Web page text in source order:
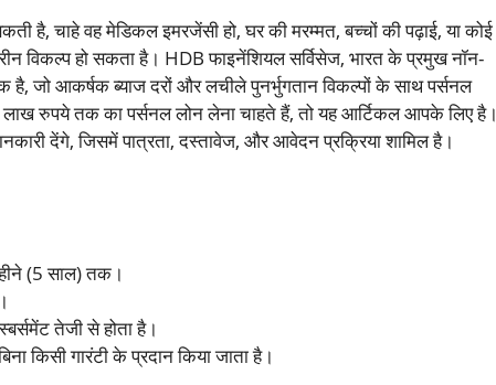
चाहे वह मेडिकल इमरजेंसी हो, घर की मरम्मत, बच्चों की पढ़ाई, या कोई
विकल्प हो सकता है। HDB फाइनेंशियल सर्विसेज, भारत के प्रमुख नॉन-
जो आकर्षक ब्याज दरों और लचीले पुनर्भुगतान विकल्पों के साथ पर्सनल
रुपये तक का पर्सनल लोन लेना चाहते हैं, तो यह आर्टिकल आपके लिए है।
देंगे, जिसमें पात्रता, दस्तावेज, और आवेदन प्रक्रिया शामिल है।
(5 साल) तक।
तेजी से होता है।
किसी गारंटी के प्रदान किया जाता है।